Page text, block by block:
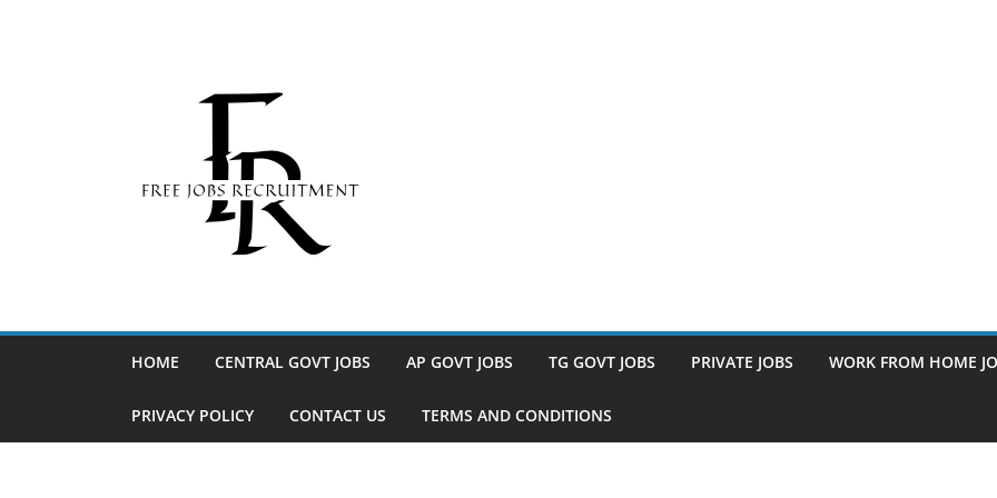
HOME CENTRAL GOVT JOBS AP GOVT JOBS TG GOVT JOBS PRIVATE JOBS WORK FROM HOME
PRIVACY POLICY CONTACT US TERMS AND CONDITIONS